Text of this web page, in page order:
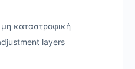
καταστροφική
layers